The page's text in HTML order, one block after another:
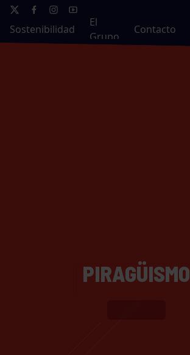
Sostenibilidad
El
Grupo
Contacto
PIRAGÜISMO